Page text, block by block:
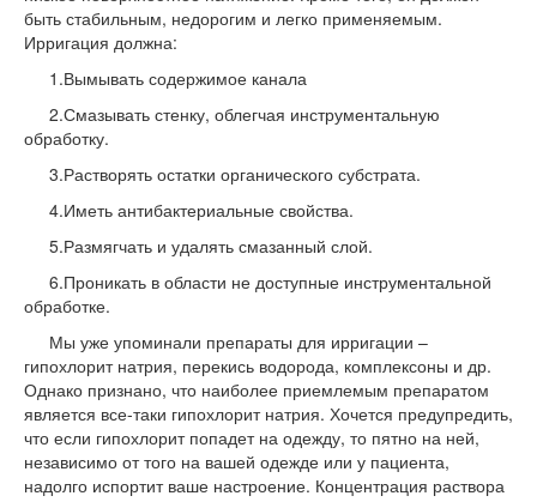
быть стабильным, недорогим и легко применяемым.
Ирригация должна:
1.Вымывать содержимое канала
2.Смазывать стенку, облегчая инструментальную
обработку.
3.Растворять остатки органического субстрата.
4.Иметь антибактериальные свойства.
5.Размягчать и удалять смазанный слой.
6.Проникать в области не доступные инструментальной
обработке.
Мы уже упоминали препараты для ирригации –
гипохлорит натрия, перекись водорода, комплексоны и др.
Однако признано, что наиболее приемлемым препаратом
является все-таки гипохлорит натрия. Хочется предупредить,
что если гипохлорит попадет на одежду, то пятно на ней,
независимо от того на вашей одежде или у пациента,
надолго испортит ваше настроение. Концентрация раствора